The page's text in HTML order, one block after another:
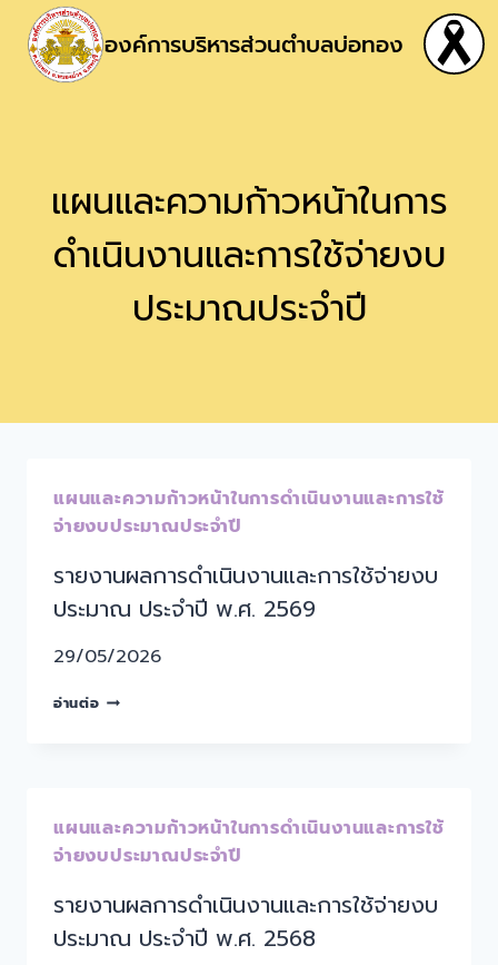
องค์การบริหารส่วนตำบลบ่อทอง
แผนและความก้าวหน้าในการ
ดำเนินงานและการใช้จ่ายงบ
ประมาณประจำปี
แผนและความก้าวหน้าในการดำเนินงานและการใช้
จ่ายงบประมาณประจำปี
รายงานผลการดำเนินงานและการใช้จ่ายงบ
ประมาณ ประจำปี พ.ศ. 2569
29/05/2026
อ่านต่อ
แผนและความก้าวหน้าในการดำเนินงานและการใช้
จ่ายงบประมาณประจำปี
รายงานผลการดำเนินงานและการใช้จ่ายงบ
ประมาณ ประจำปี พ.ศ. 2568